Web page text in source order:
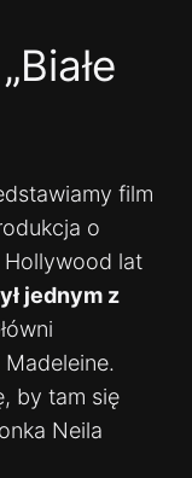
film
o
lat
jednym z
by tam się
Neila